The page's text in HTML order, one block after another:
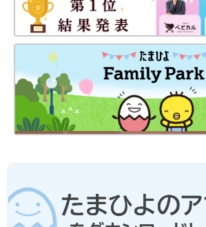
らミッフィーアイテムが
っています。そこで今回
などのプチプラブランド
の子ども服をご紹介します♪
保育園着は汚れやすく、特に夏場は着替え
できるだけプチプラ価格のアイテムを選び
紹介したアイテムは、プチプラなのはもち
なデザインで保育園着として使いやすいも
チェックしてみてくださいね♪
(文：今井あやか)
す。
●記事内の価格はすべて税込み、2024年6月